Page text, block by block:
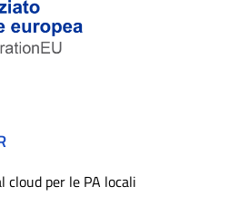
per le PA locali